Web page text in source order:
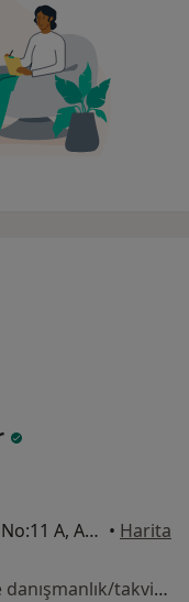
Mustafa Kemal Mah. 2127 Cad. No:11 A, Ankara • Harita
Bu uzman ilgili adres için online danışmanlık/takvim sunmuyor.